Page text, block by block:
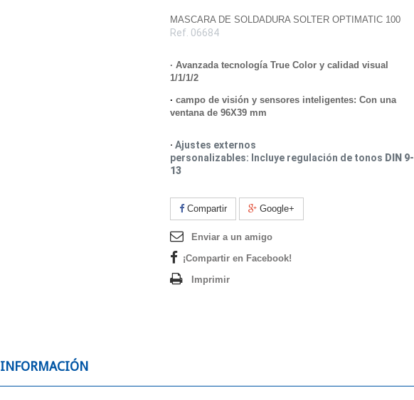
MASCARA DE SOLDADURA SOLTER OPTIMATIC 100
Ref. 06684
· Avanzada tecnología True Color y calidad visual
1/1/1/2
· campo de visión y sensores inteligentes: Con una
ventana de 96X39 mm
· Ajustes externos
personalizables: Incluye regulación de tonos DIN 9-
13
Compartir Google+
Enviar a un amigo
¡Compartir en Facebook!
Imprimir